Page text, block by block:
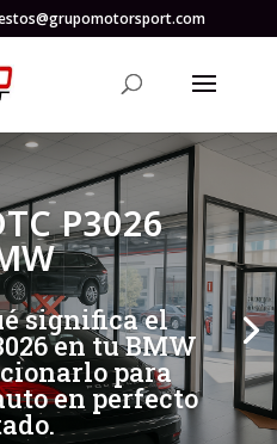
P3026
significa el
en tu BMW
para
en perfecto